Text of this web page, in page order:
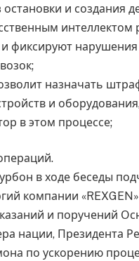
и создания
интеллектом
фиксируют
назначать
и
в этом процессе;
в ходе беседы
компании «REXGEN»
и поручений
нации, Президента
по ускорению